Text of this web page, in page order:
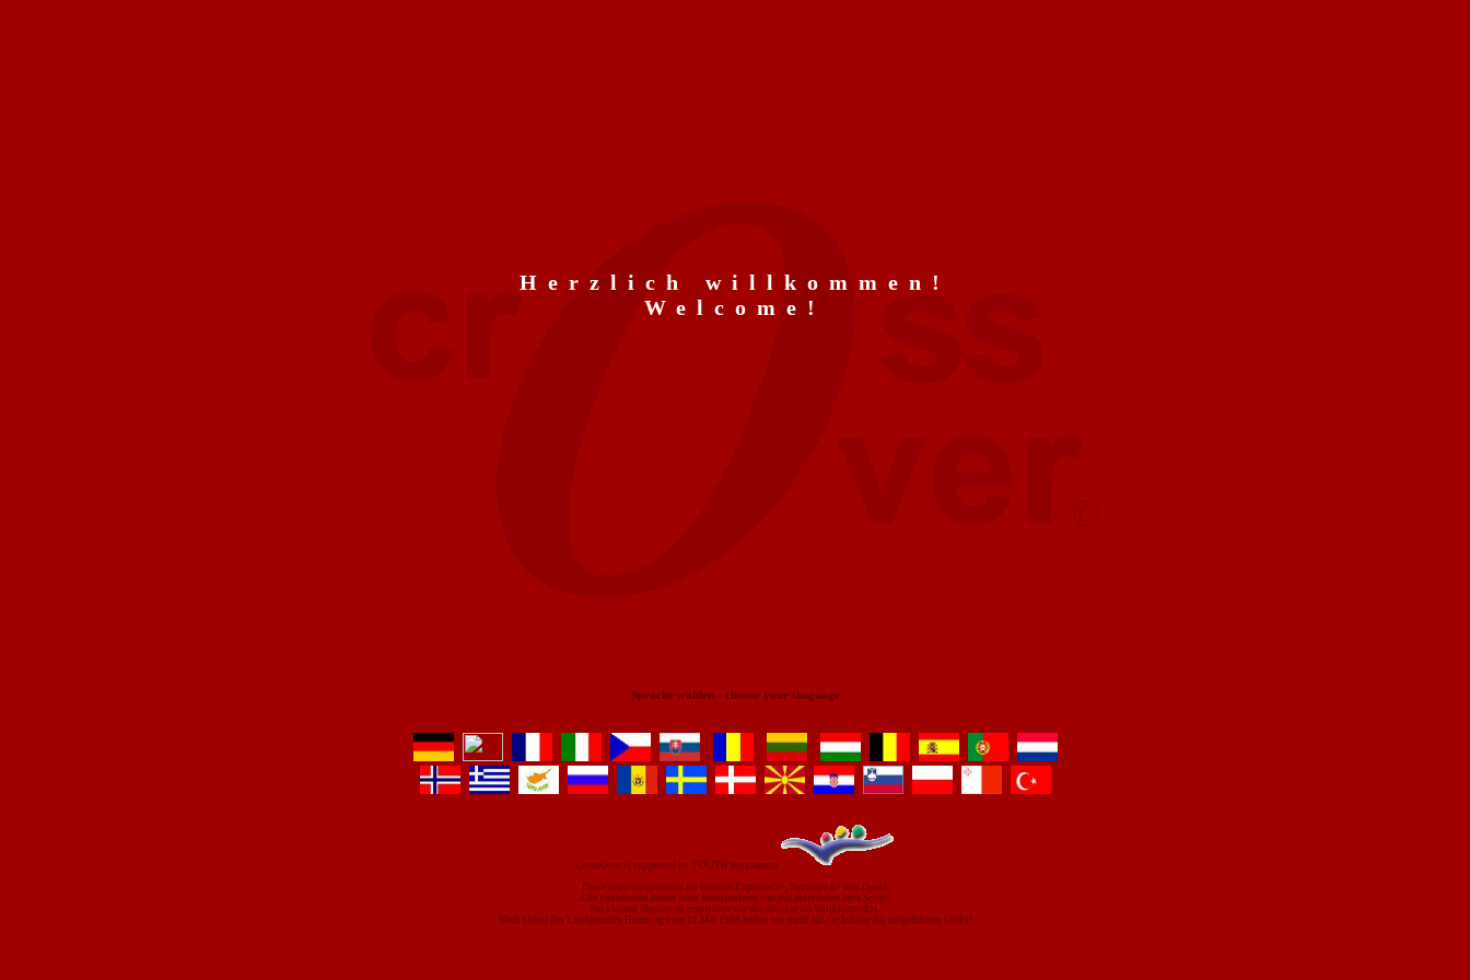
Herzlich willkommen!
Welcome!
Sprache wählen - choose your language
CrossOver is supported by YOUTH programme
Diese Seite ist optimiert für Internet Explorer 5+, Netscape 6+ und Opera.
Alle Funktionen dieser Seite funktionieren nur mit aktivierten Java Script!
Bei kleinen Monitoren empfehlen wir die Ansicht im Vollbildmodus.
Nach Urteil des Landgerichts Hamburg vom 12.Mai 1998 haften wir nicht für die Inhalte der aufgeführten Links!